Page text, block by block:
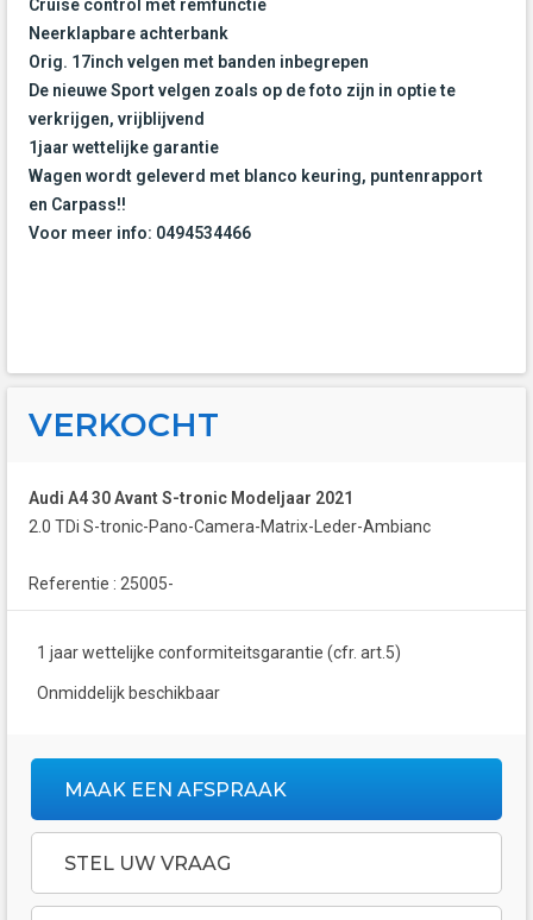
Cruise control met remfunctie
Neerklapbare achterbank
Orig. 17inch velgen met banden inbegrepen
De nieuwe Sport velgen zoals op de foto zijn in optie te
verkrijgen, vrijblijvend
1jaar wettelijke garantie
Wagen wordt geleverd met blanco keuring, puntenrapport
en Carpass!!
Voor meer info: 0494534466
VERKOCHT
Audi A4 30 Avant S-tronic Modeljaar 2021
2.0 TDi S-tronic-Pano-Camera-Matrix-Leder-Ambianc
Referentie : 25005-
1 jaar wettelijke conformiteitsgarantie (cfr. art.5)
Onmiddelijk beschikbaar
MAAK EEN AFSPRAAK
STEL UW VRAAG